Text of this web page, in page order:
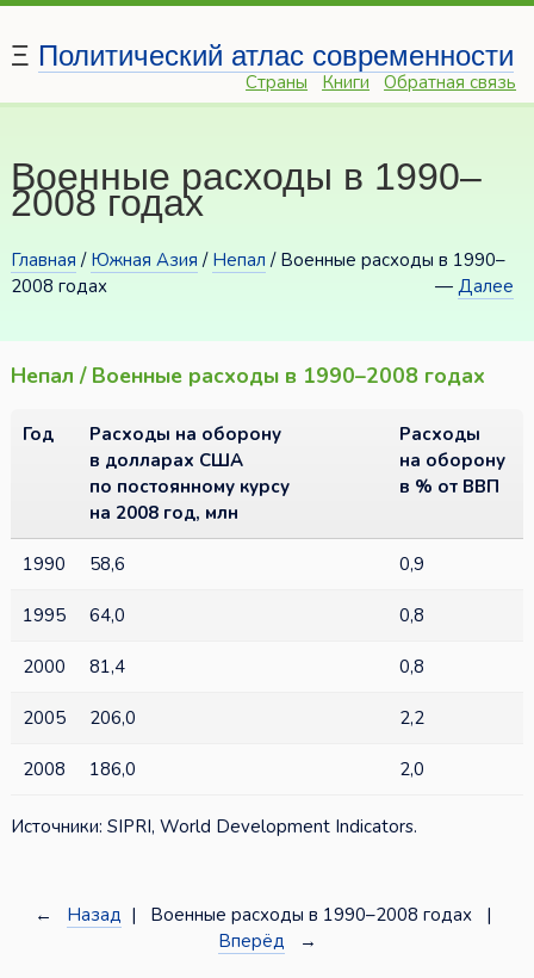
Ξ Политический атлас современности
Страны Книги Обратная связь
Военные расходы в 1990–
2008 годах
Главная / Южная Азия / Непал / Военные расходы в 1990–
2008 годах
—Далее
Непал / Военные расходы в 1990–2008 годах
Год
Расходы на оборону
в долларах США
по постоянному курсу
на 2008 год, млн
Расходы
на оборону
в % от ВВП
1990 58,6 0,9
1995 64,0 0,8
2000 81,4 0,8
2005 206,0 2,2
2008 186,0 2,0
Источники: SIPRI, World Development Indicators.
← Назад | Военные расходы в 1990–2008 годах |
Вперёд →